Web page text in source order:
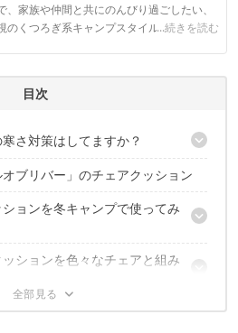
、家族や仲間と共にのんびり過ごしたい、
のくつろぎ系キャンプスタイル。のんびり
...続きを読む
目次
さ対策はしてますか？
なクッションを発見！
ブリバー」のチェアクッション
ョンを冬キャンプで使ってみ
ット！
る
ションを色々なチェアと組み
に立ちました